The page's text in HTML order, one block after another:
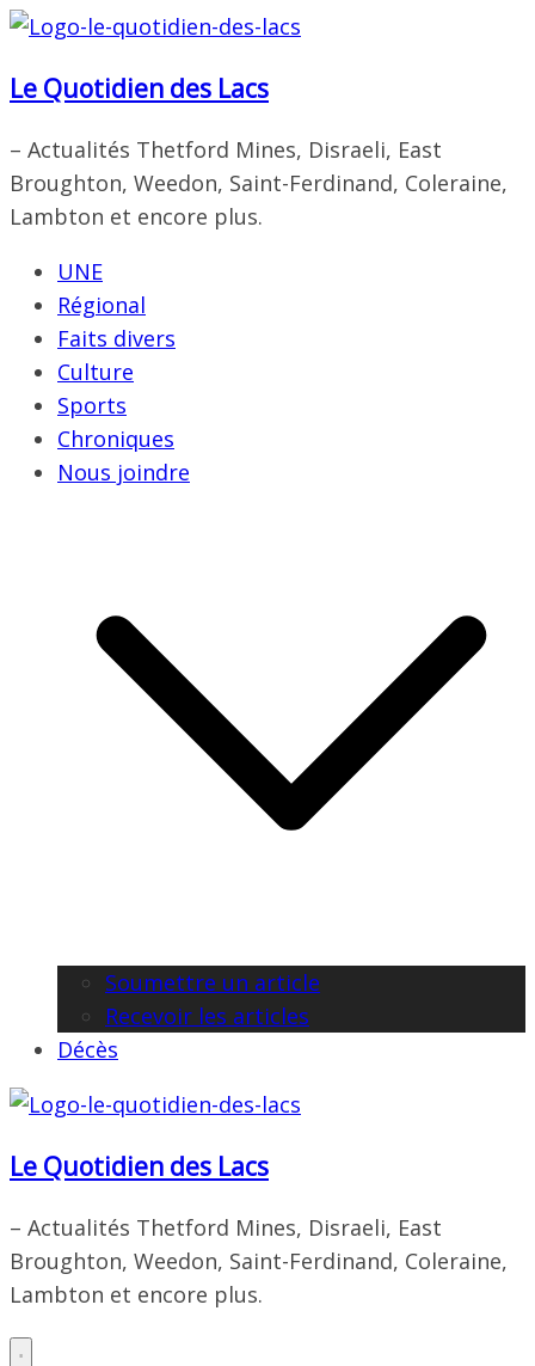
Passer
contenu
Le Quotidien des Lacs
– Actualités Thetford Mines, Disraeli, East
Broughton, Weedon, Saint-Ferdinand, Coleraine,
Lambton et encore plus.
UNE
Régional
Faits divers
Culture
Sports
Chroniques
Nous joindre
Soumettre un article
Recevoir les articles
Décès
Le Quotidien des Lacs
– Actualités Thetford Mines, Disraeli, East
Broughton, Weedon, Saint-Ferdinand, Coleraine,
Lambton et encore plus.